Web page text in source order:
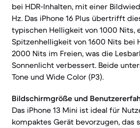
bei HDR-Inhalten, mit einer
Hz. Das iPhone 16 Plus übertrifft
typischen Helligkeit von 1000 Nits,
Spitzenhelligkeit von 1600 Nits bei
2000 Nits im Freien, was die
Sonnenlicht verbessert. Beide
Tone und Wide Color (P3).
Bildschirmgröße und
Das iPhone 13 Mini ist ideal für
kompaktes Gerät bevorzugen, das